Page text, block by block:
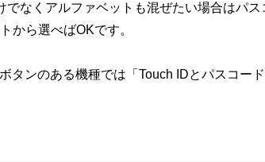
なくアルファベットも混ぜたい場合はパス
から選べばOKです。
タンのある機種では「Touch IDとパスコー